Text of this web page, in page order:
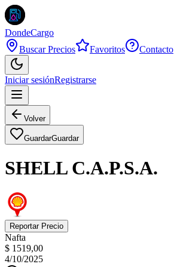
DondeCargo
Buscar Precios
Favoritos Contacto
Iniciar sesiónRegistrarse
Volver
GuardarGuardar
SHELL C.A.P.S.A.
Reportar Precio
Nafta
$ 1519,00
4/10/2025